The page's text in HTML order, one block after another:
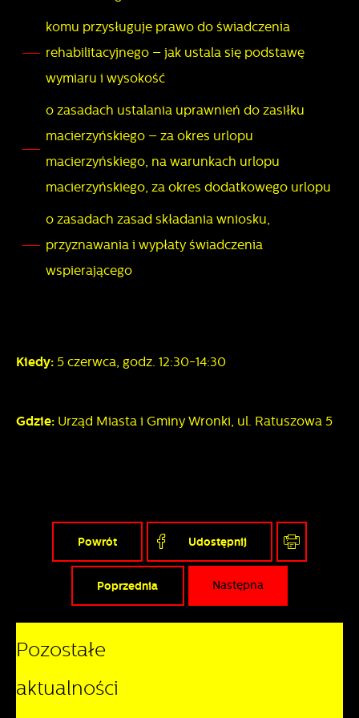
komu przysługuje prawo do świadczenia
rehabilitacyjnego – jak ustala się podstawę
wymiaru i wysokość
o zasadach ustalania uprawnień do zasiłku
macierzyńskiego – za okres urlopu
macierzyńskiego, na warunkach urlopu
macierzyńskiego, za okres dodatkowego urlopu
o zasadach zasad składania wniosku,
przyznawania i wypłaty świadczenia
wspierającego
Kiedy: 5 czerwca, godz. 12:30-14:30
Gdzie: Urząd Miasta i Gminy Wronki, ul. Ratuszowa 5
Powrót Udostępnij
Poprzednia Następna
Pozostałe
aktualności